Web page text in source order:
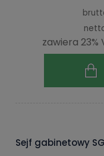
zawiera
Sejf gabinetowy